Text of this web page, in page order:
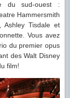
du sud-ouest :
Hammersmith
Ashley Tisdale et
Vous avez
du premier opus
des Walt Disney
film!